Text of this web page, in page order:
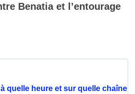
Benatia et l’entourage
quelle heure et sur quelle chaîne